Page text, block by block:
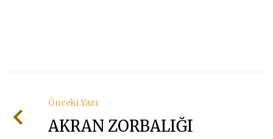
Önceki Yazı
AKRAN ZORBALIĞI